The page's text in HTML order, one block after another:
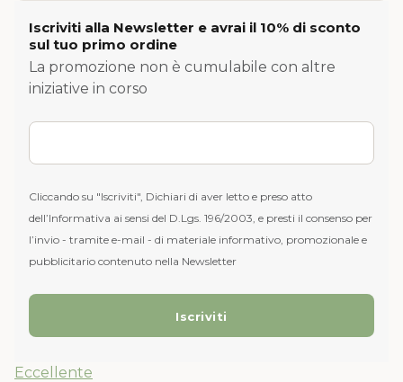
Iscriviti alla Newsletter e avrai il 10% di sconto
sul tuo primo ordine
La promozione non è cumulabile con altre
iniziative in corso
Cliccando su "Iscriviti", Dichiari di aver letto e preso atto
dell’Informativa ai sensi del D.Lgs. 196/2003, e presti il consenso per
l’invio - tramite e-mail - di materiale informativo, promozionale e
pubblicitario contenuto nella Newsletter
Eccellente